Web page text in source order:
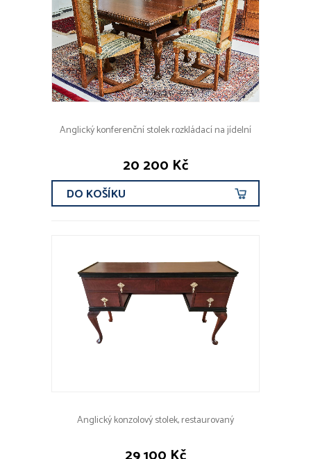
Anglický konferenční stolek rozkládací na jídelní
20 200 Kč
DO KOŠÍKU
Anglický konzolový stolek, restaurovaný